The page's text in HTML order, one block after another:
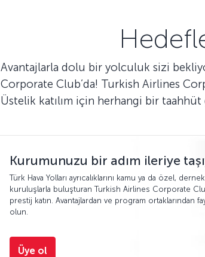
Avantajlarla dolu bir yolculuk sizi
Corporate Club’da! Turkish Airlines
Üstelik katılım için herhangi bir
Kurumunuzu bir adım ileriye
Türk Hava Yolları ayrıcalıklarını kamu ya da özel,
kuruluşlarla buluşturan Turkish Airlines Corporate
prestij katın. Avantajlardan ve program ortaklarından
olun.
Üye ol